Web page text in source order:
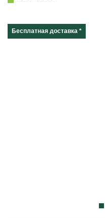
Бесплатная доставка *